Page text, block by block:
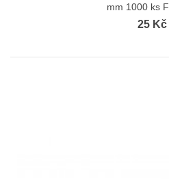
mm 1000 ks
25 Kč